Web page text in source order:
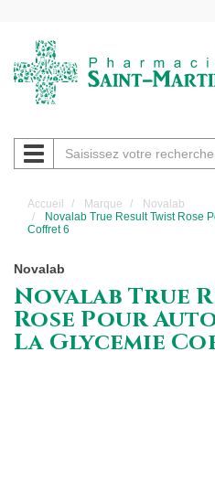
Navigation
Accueil Marque
Novalab
Novalab True Result Twist Rose
Coffret 6
Novalab
Novalab True
Rose Pour
La Glycemie